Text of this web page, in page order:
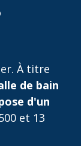
À titre
de bain
d'un
et 13